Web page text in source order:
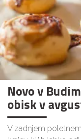
Novo v
obisk v
V zadnjem